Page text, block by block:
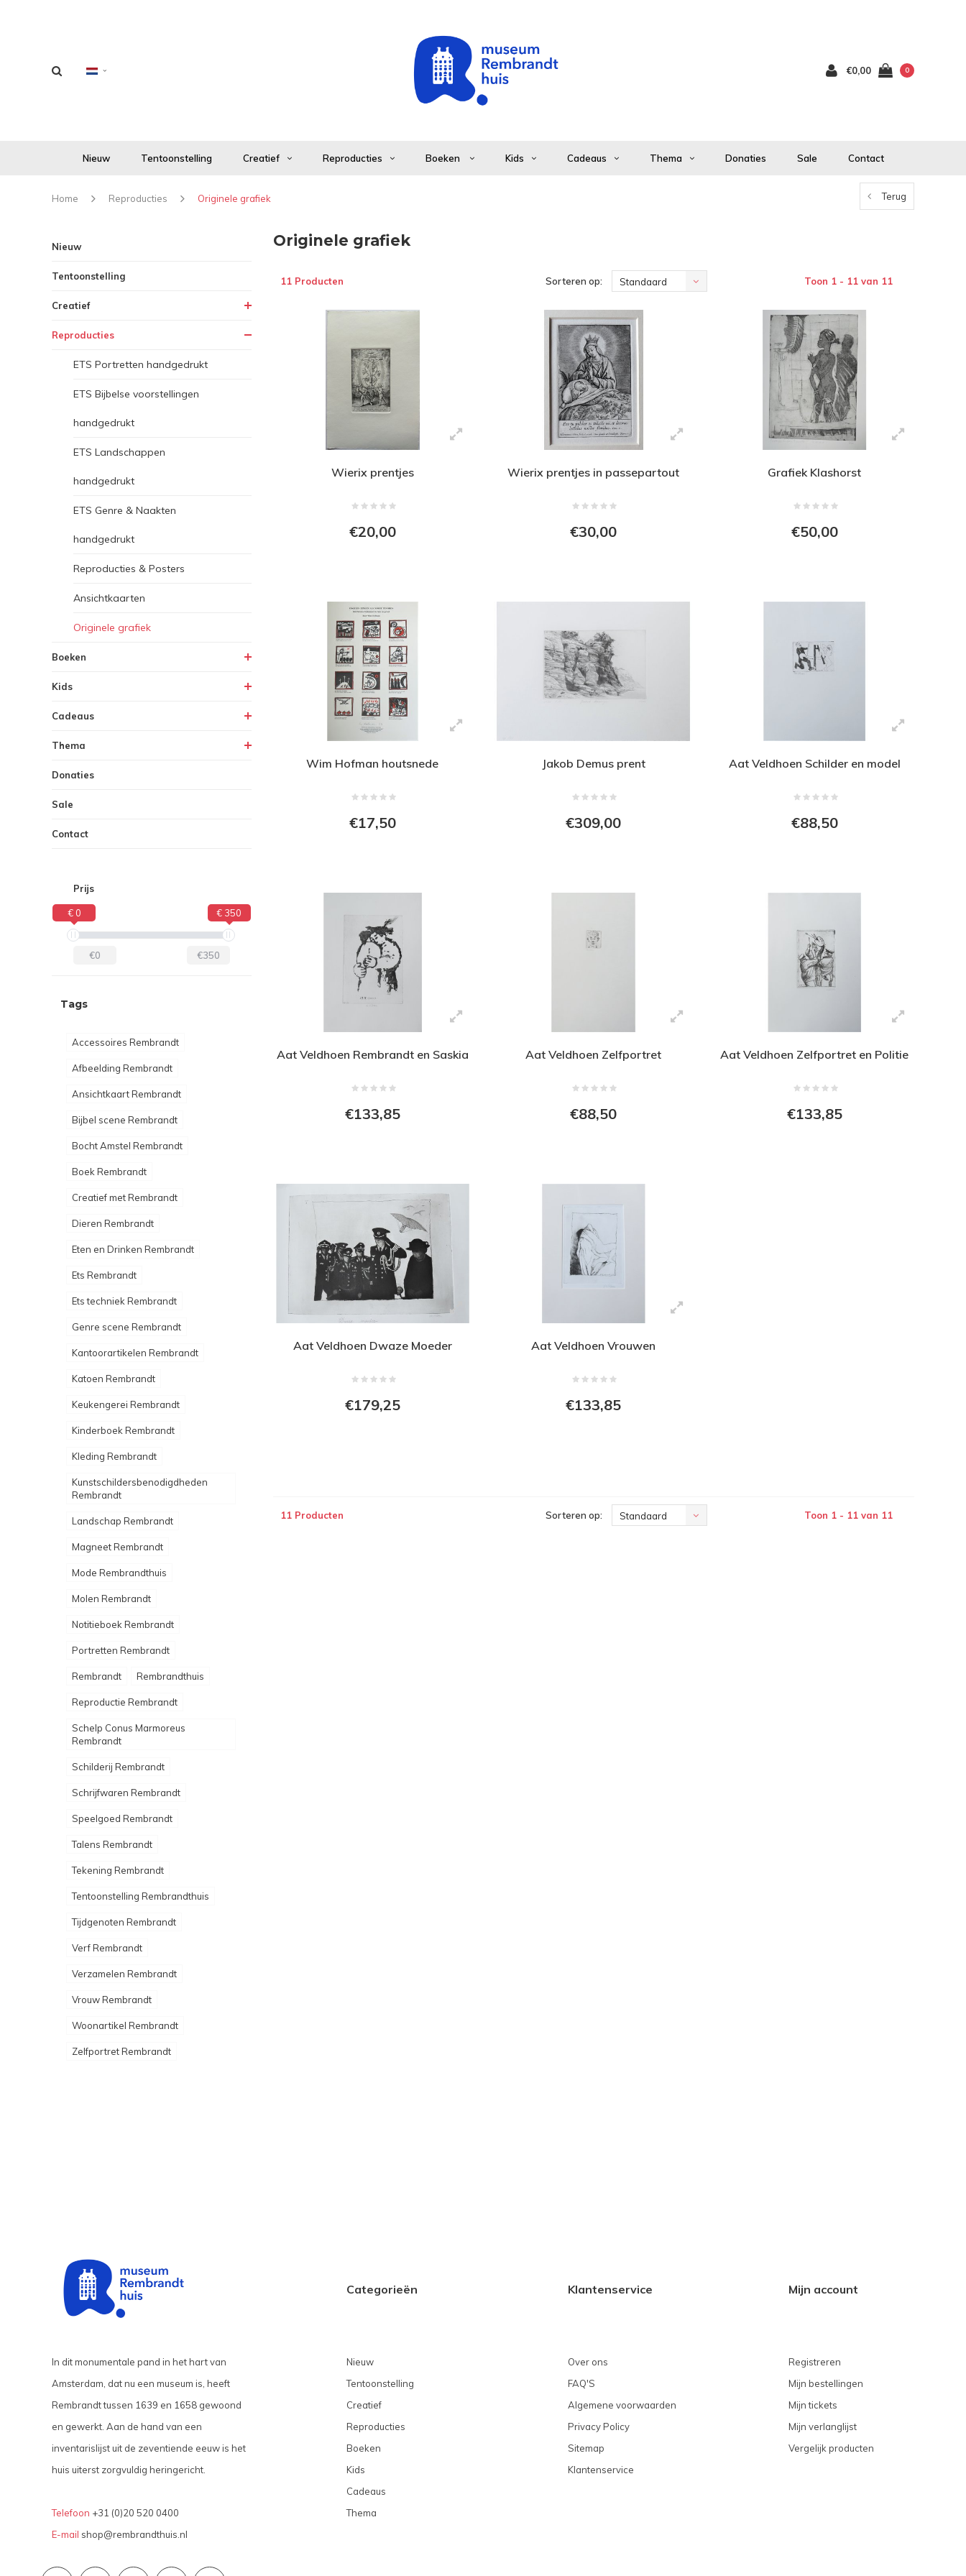
€0,00 0
Nieuw Tentoonstelling Creatief Reproducties Boeken Kids Cadeaus Thema Donaties Sale Contact
Home Reproducties Originele grafiek Terug
Nieuw
Tentoonstelling
Creatief
Reproducties
ETS Portretten handgedrukt
ETS Bijbelse voorstellingen
handgedrukt
ETS Landschappen
handgedrukt
ETS Genre & Naakten
handgedrukt
Reproducties & Posters
Ansichtkaarten
Originele grafiek
Boeken
Kids
Cadeaus
Thema
Donaties
Sale
Contact
Prijs
€ 0 € 350
€0 €350
Tags
Accessoires Rembrandt
Afbeelding Rembrandt
Ansichtkaart Rembrandt
Bijbel scene Rembrandt
Bocht Amstel Rembrandt
Boek Rembrandt
Creatief met Rembrandt
Dieren Rembrandt
Eten en Drinken Rembrandt
Ets Rembrandt
Ets techniek Rembrandt
Genre scene Rembrandt
Kantoorartikelen Rembrandt
Katoen Rembrandt
Keukengerei Rembrandt
Kinderboek Rembrandt
Kleding Rembrandt
Kunstschildersbenodigdheden
Rembrandt
Landschap Rembrandt
Magneet Rembrandt
Mode Rembrandthuis
Molen Rembrandt
Notitieboek Rembrandt
Portretten Rembrandt
Rembrandt Rembrandthuis
Reproductie Rembrandt
Schelp Conus Marmoreus
Rembrandt
Schilderij Rembrandt
Schrijfwaren Rembrandt
Speelgoed Rembrandt
Talens Rembrandt
Tekening Rembrandt
Tentoonstelling Rembrandthuis
Tijdgenoten Rembrandt
Verf Rembrandt
Verzamelen Rembrandt
Vrouw Rembrandt
Woonartikel Rembrandt
Zelfportret Rembrandt
Originele grafiek
11 Producten Sorteren op: Standaard Toon 1 - 11 van 11
Wierix prentjes
€20,00
Wierix prentjes in passepartout
€30,00
Grafiek Klashorst
€50,00
Wim Hofman houtsnede
€17,50
Jakob Demus prent
€309,00
Aat Veldhoen Schilder en model
€88,50
Aat Veldhoen Rembrandt en Saskia
€133,85
Aat Veldhoen Zelfportret
€88,50
Aat Veldhoen Zelfportret en Politie
€133,85
Aat Veldhoen Dwaze Moeder
€179,25
Aat Veldhoen Vrouwen
€133,85
11 Producten Sorteren op: Standaard Toon 1 - 11 van 11
In dit monumentale pand in het hart van
Amsterdam, dat nu een museum is, heeft
Rembrandt tussen 1639 en 1658 gewoond
en gewerkt. Aan de hand van een
inventarislijst uit de zeventiende eeuw is het
huis uiterst zorgvuldig heringericht.
Telefoon +31 (0)20 520 0400
E-mail shop@rembrandthuis.nl
Categorieën
Nieuw
Tentoonstelling
Creatief
Reproducties
Boeken
Kids
Cadeaus
Thema
Klantenservice
Over ons
FAQ'S
Algemene voorwaarden
Privacy Policy
Sitemap
Klantenservice
Mijn account
Registreren
Mijn bestellingen
Mijn tickets
Mijn verlanglijst
Vergelijk producten